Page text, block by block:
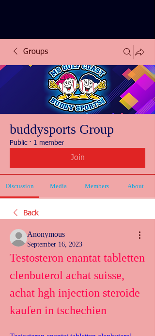
Groups
buddysports Group
Public · 1 member
Join
Discussion Media Members About
Back
Anonymous
September 16, 2023
Testosteron enantat tabletten
clenbuterol achat suisse,
achat hgh injection steroide
kaufen in tschechien